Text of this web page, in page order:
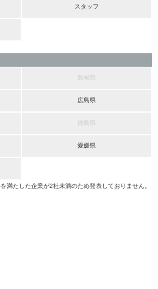
スタッフ
島根県
広島県
徳島県
愛媛県
満たした企業が2社未満のため発表しておりません。